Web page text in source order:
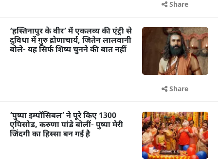
Share
‘हस्तिनापुर के वीर’ में एकलव्य की एंट्री से
दुविधा में गुरु द्रोणाचार्य, जितेन लालवानी
बोले- यह सिर्फ शिष्य चुनने की बात नहीं
Share
‘पुष्पा इम्पॉसिबल’ ने पूरे किए 1300
एपिसोड, करुणा पांडे बोलीं- पुष्पा मेरी
जिंदगी का हिस्सा बन गई है